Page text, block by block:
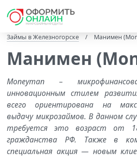
Займы в Железногорске / Манимен
Манимен
Moneyman –
инновационным стилем
всего ориентирована на
выдачу микрозаймов. В данном
требуется это возраст от
гражданства РФ. Также в
специальная акция — новым